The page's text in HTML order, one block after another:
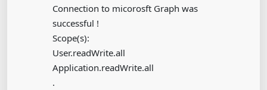
Connection to micorosft Graph was
successful !
Scope(s):
User.readWrite.all
Application.readWrite.all
.